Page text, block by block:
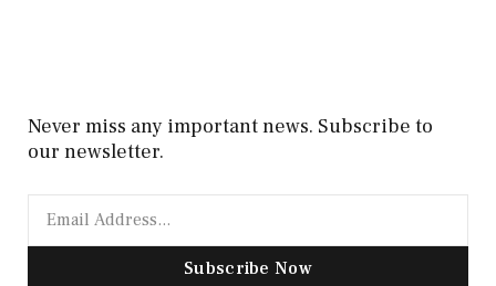
Never miss any important news. Subscribe to
our newsletter.
Subscribe Now